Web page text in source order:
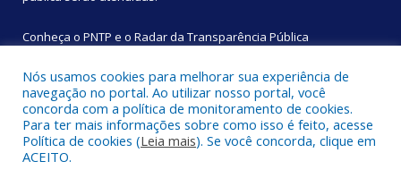
Conheça o PNTP e o Radar da Transparência Pública
Todos os direitos reservados a Câmara Municipal de São
Sebastião da Boa Vista.
Nós usamos cookies para melhorar sua experiência de
navegação no portal. Ao utilizar nosso portal, você
concorda com a política de monitoramento de cookies.
Para ter mais informações sobre como isso é feito, acesse
Política de cookies (Leia mais). Se você concorda, clique em
ACEITO.